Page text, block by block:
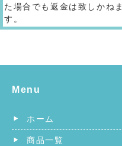
た場合でも返金は致しかねま
す。
Menu
ホーム
商品一覧